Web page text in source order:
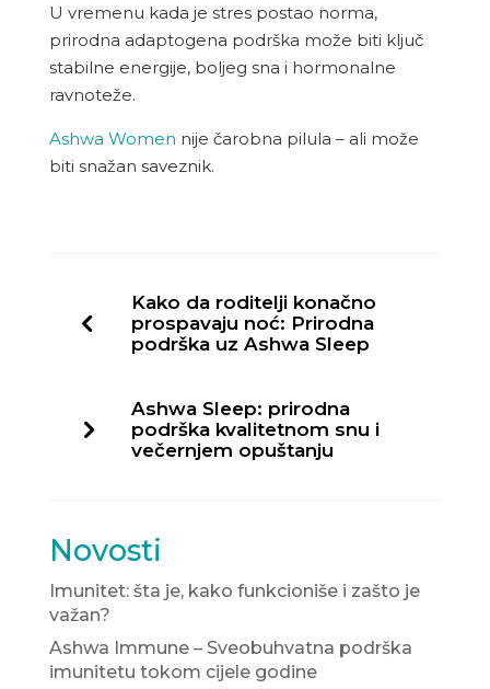
U vremenu kada je stres postao norma,
prirodna adaptogena podrška može biti ključ
stabilne energije, boljeg sna i hormonalne
ravnoteže.
Ashwa Women nije čarobna pilula – ali može
biti snažan saveznik.
Kako da roditelji konačno
prospavaju noć: Prirodna
podrška uz Ashwa Sleep
Ashwa Sleep: prirodna
podrška kvalitetnom snu i
večernjem opuštanju
Novosti
Imunitet: šta je, kako funkcioniše i zašto je
važan?
Ashwa Immune – Sveobuhvatna podrška
imunitetu tokom cijele godine